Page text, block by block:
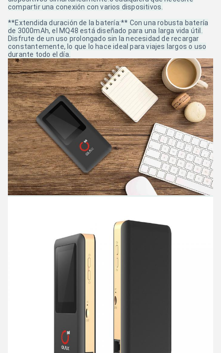
compartir una conexión con varios dispositivos.
**Extendida duración de la batería:** Con una robusta batería
de 3000mAh, el MQ48 está diseñado para una larga vida útil.
Disfrute de un uso prolongado sin la necesidad de recargar
constantemente, lo que lo hace ideal para viajes largos o uso
durante todo el día.